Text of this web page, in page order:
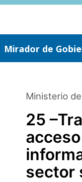
Saltar
Mirador de
Ministerio
25
sector